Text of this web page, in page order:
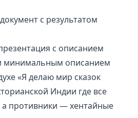
с результатом
с описанием
минимальным описанием
«Я делаю мир сказок
Индии где все
противники — хентайные